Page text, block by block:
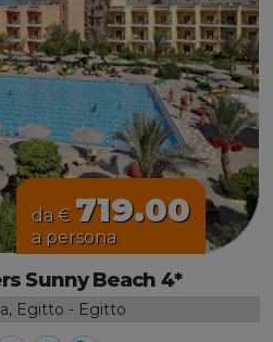
da € 719.00
a persona
Sunny Beach 4*
Egitto - Egitto